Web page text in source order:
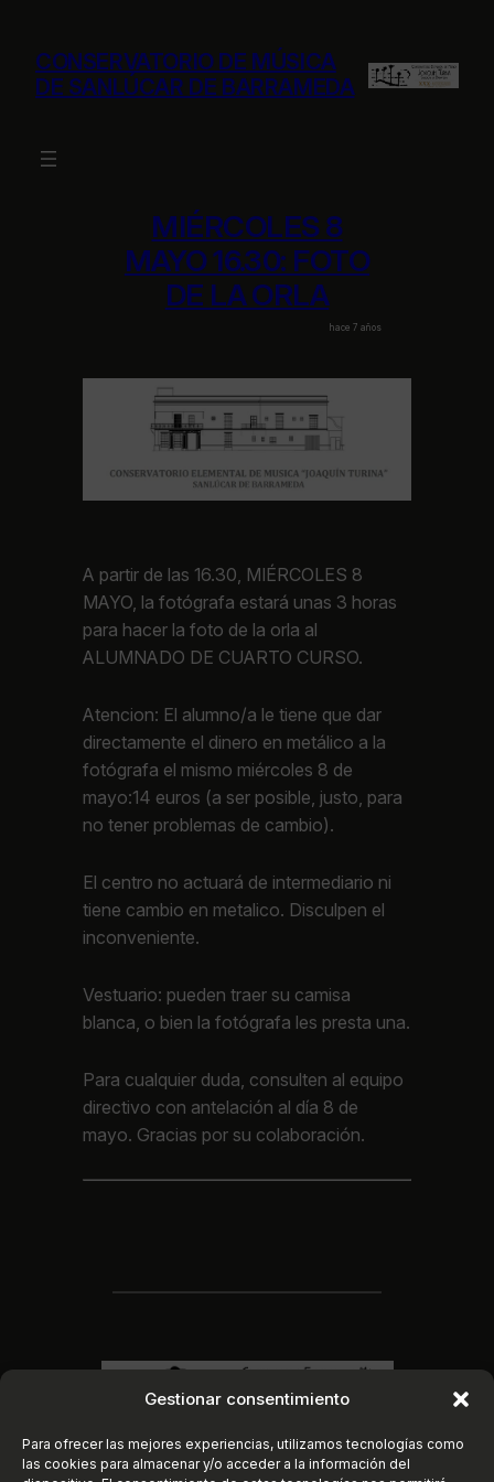
Gestionar consentimiento
Para ofrecer las mejores experiencias, utilizamos tecnologías como
las cookies para almacenar y/o acceder a la información del
contenido
CONSERVATORIO DE MÚSICA
DE SANLÚCAR DE BARRAMEDA
MIÉRCOLES 8
MAYO 16.30: FOTO
DE LA ORLA
hace 7 años
A partir de las 16.30, MIÉRCOLES 8
MAYO, la fotógrafa estará unas 3 horas
para hacer la foto de la orla al
ALUMNADO DE CUARTO CURSO.
Atencion: El alumno/a le tiene que dar
directamente el dinero en metálico a la
fotógrafa el mismo miércoles 8 de
mayo:14 euros (a ser posible, justo, para
no tener problemas de cambio).
El centro no actuará de intermediario ni
tiene cambio en metalico. Disculpen el
inconveniente.
Vestuario: pueden traer su camisa
blanca, o bien la fotógrafa les presta una.
Para cualquier duda, consulten al equipo
directivo con antelación al día 8 de
mayo. Gracias por su colaboración.